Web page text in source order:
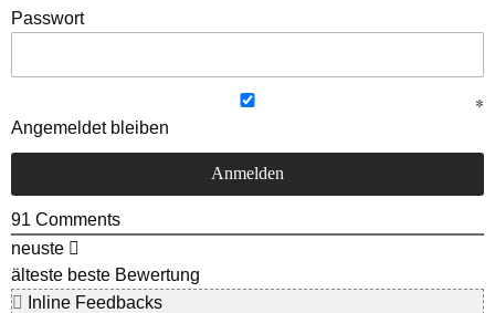
Passwort
Angemeldet bleiben
91 Comments
neuste
älteste beste Bewertung
Inline Feedbacks